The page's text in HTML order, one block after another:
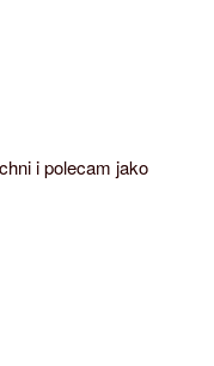
i polecam jako